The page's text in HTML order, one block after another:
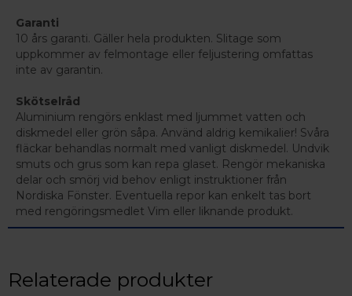
Garanti
10 års garanti. Gäller hela produkten. Slitage som
uppkommer av felmontage eller feljustering omfattas
inte av garantin.
Skötselråd
Aluminium rengörs enklast med ljummet vatten och
diskmedel eller grön såpa. Använd aldrig kemikalier! Svåra
fläckar behandlas normalt med vanligt diskmedel. Undvik
smuts och grus som kan repa glaset. Rengör mekaniska
delar och smörj vid behov enligt instruktioner från
Nordiska Fönster. Eventuella repor kan enkelt tas bort
med rengöringsmedlet Vim eller liknande produkt.
Relaterade produkter